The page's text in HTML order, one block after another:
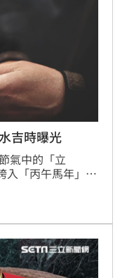
吉時曝光
氣中的「立
入「丙午馬年」。
享開運布局「煮